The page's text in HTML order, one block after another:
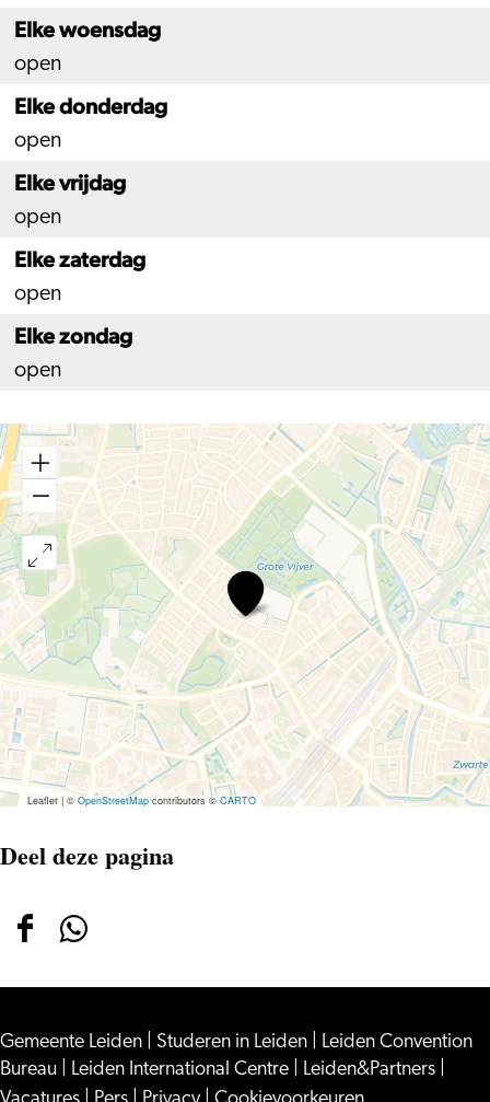
Elke woensdag
open
Elke donderdag
open
Elke vrijdag
open
Elke zaterdag
open
Elke zondag
open
Leidse
Hout
Leaflet | © OpenStreetMap contributors ©CARTO
Deel deze pagina
Deel
op
Facebook
Deel
op
WhatsApp
Gemeente Leiden Studeren in Leiden
Leiden Convention
Bureau
Leiden International Centre Leiden&Partners